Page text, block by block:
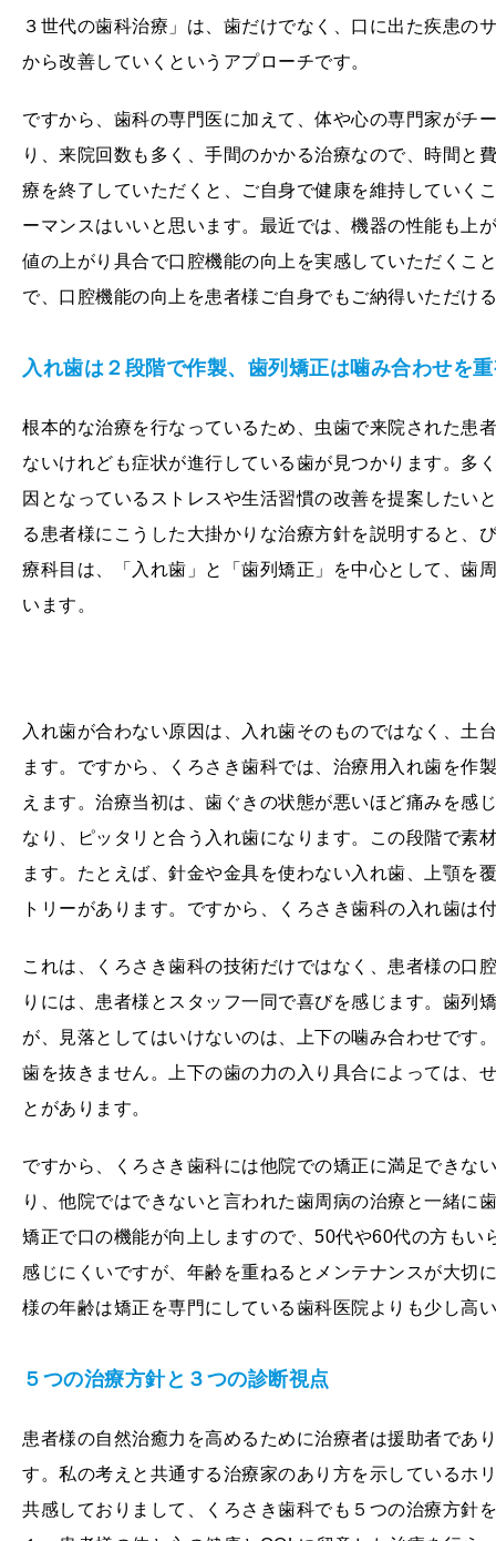
３世代の歯科治療」は、歯だけでなく、口に出た疾患の
から改善していくというアプローチです。
ですから、歯科の専門医に加えて、体や心の専門家がチ
り、来院回数も多く、手間のかかる治療なので、時間と
療を終了していただくと、ご自身で健康を維持していく
ーマンスはいいと思います。最近では、機器の性能も上
値の上がり具合で口腔機能の向上を実感していただくこ
で、口腔機能の向上を患者様ご自身でもご納得いただけ
入れ歯は２段階で作製、歯列矯正は噛み合わせを
根本的な治療を行なっているため、虫歯で来院された患
ないけれども症状が進行している歯が見つかります。多
因となっているストレスや生活習慣の改善を提案したい
る患者様にこうした大掛かりな治療方針を説明すると、
療科目は、「入れ歯」と「歯列矯正」を中心として、歯
います。
入れ歯が合わない原因は、入れ歯そのものではなく、土
ます。ですから、くろさき歯科では、治療用入れ歯を作
えます。治療当初は、歯ぐきの状態が悪いほど痛みを感
なり、ピッタリと合う入れ歯になります。この段階で素
ます。たとえば、針金や金具を使わない入れ歯、上顎を
トリーがあります。ですから、くろさき歯科の入れ歯は
これは、くろさき歯科の技術だけではなく、患者様の口
りには、患者様とスタッフ一同で喜びを感じます。歯列
が、見落としてはいけないのは、上下の噛み合わせです
歯を抜きません。上下の歯の力の入り具合によっては、
とがあります。
ですから、くろさき歯科には他院での矯正に満足できな
り、他院ではできないと言われた歯周病の治療と一緒に
矯正で口の機能が向上しますので、50代や60代の方も
感じにくいですが、年齢を重ねるとメンテナンスが大切
様の年齢は矯正を専門にしている歯科医院よりも少し高
５つの治療方針と３つの診断視点
患者様の自然治癒力を高めるために治療者は援助者であ
す。私の考えと共通する治療家のあり方を示しているホ
共感しておりまして、くろさき歯科でも５つの治療方針